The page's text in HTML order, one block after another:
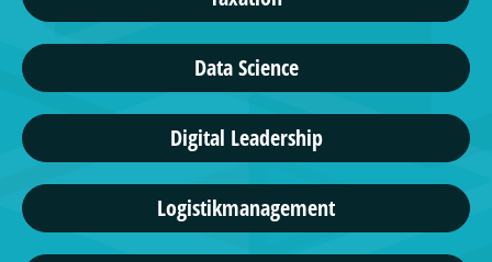
Data Science
Digital Leadership
Logistikmanagement